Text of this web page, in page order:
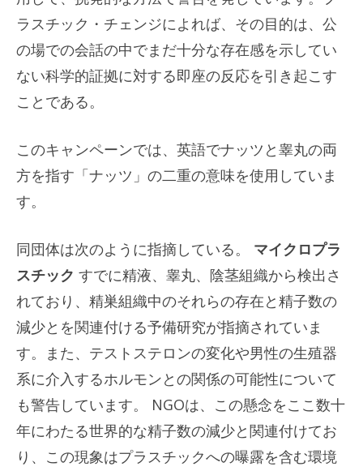
ラスチック・チェンジによれば、その目的は、公
の場での会話の中でまだ十分な存在感を示してい
ない科学的証拠に対する即座の反応を引き起こす
ことである。
このキャンペーンでは、英語でナッツと睾丸の両
方を指す「ナッツ」の二重の意味を使用していま
す。
同団体は次のように指摘している。 マイクロプラ
スチック すでに精液、睾丸、陰茎組織から検出さ
れており、精巣組織中のそれらの存在と精子数の
減少とを関連付ける予備研究が指摘されていま
す。また、テストステロンの変化や男性の生殖器
系に介入するホルモンとの関係の可能性について
も警告しています。 NGOは、この懸念をここ数十
年にわたる世界的な精子数の減少と関連付けてお
り、この現象はプラスチックへの曝露を含む環境